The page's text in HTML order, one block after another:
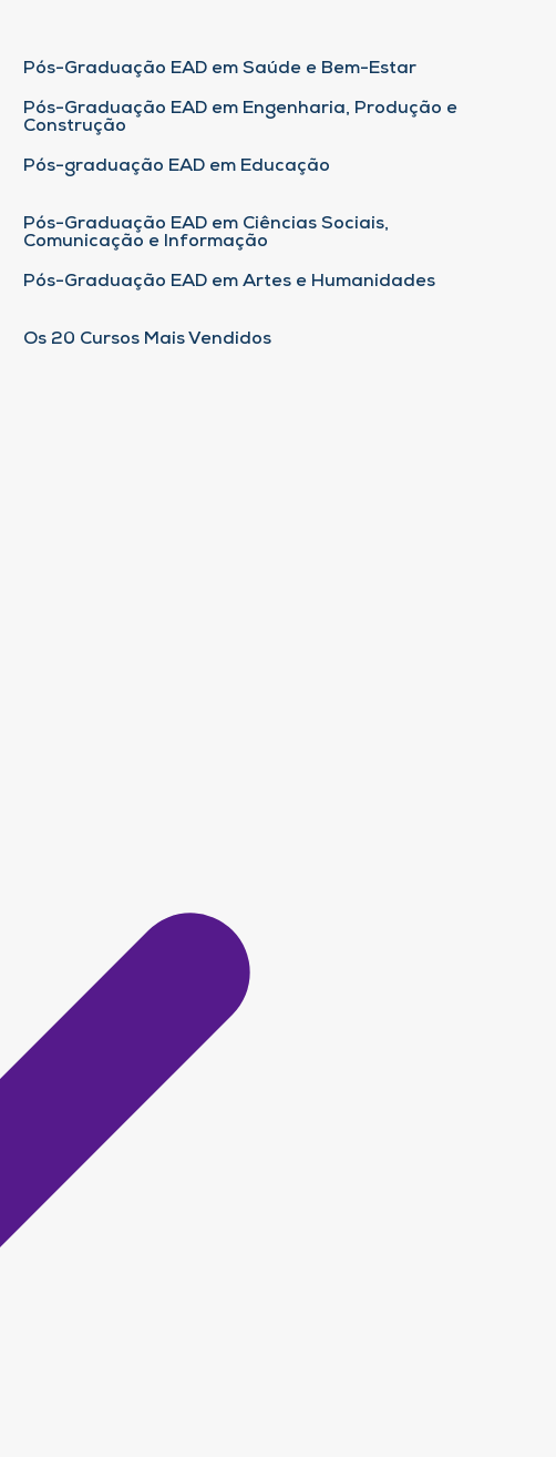
Pós-Graduação EAD em Saúde e Bem-Estar
Pós-Graduação EAD em Engenharia, Produção e
Construção
Pós-graduação EAD em Educação
Pós-Graduação EAD em Ciências Sociais,
Comunicação e Informação
Pós-Graduação EAD em Artes e Humanidades
Os 20 Cursos Mais Vendidos